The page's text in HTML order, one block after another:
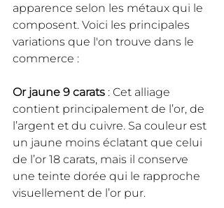
apparence selon les métaux qui le
composent. Voici les principales
variations que l'on trouve dans le
commerce :
Or jaune 9 carats : Cet alliage
contient principalement de l’or, de
l’argent et du cuivre. Sa couleur est
un jaune moins éclatant que celui
de l’or 18 carats, mais il conserve
une teinte dorée qui le rapproche
visuellement de l’or pur.